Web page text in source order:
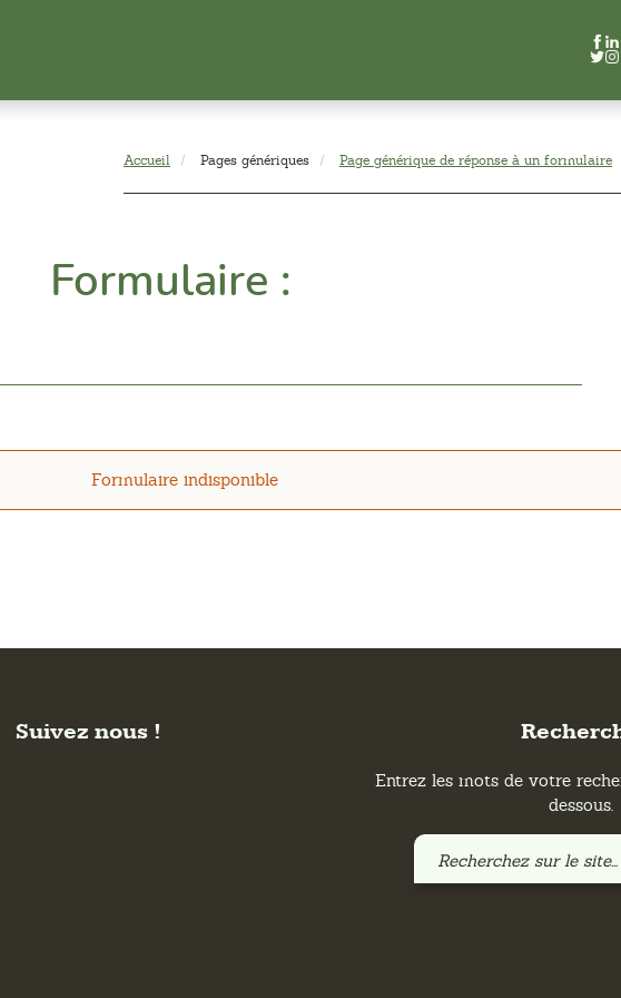
!
Accueil Pages génériques Page générique de réponse à un formulaire
Formulaire :
Formulaire indisponible
Suivez nous !
Entrez les mots de votre
dessous.
Recherchez
sur